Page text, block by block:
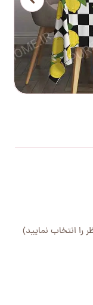
را انتخاب نمایید)